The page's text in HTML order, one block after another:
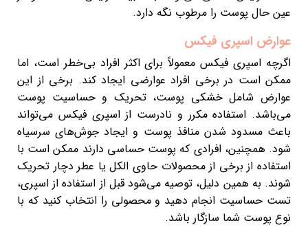
عین حال پوست را مرطوب نگه دارد.
عوارض اسپری فیکس
اگرچه اسپری فیکس معمولاً برای اکثر افراد بی‌خطر است، اما
ممکن است در برخی افراد عوارضی ایجاد کند. برخی از این
عوارض شامل خشکی پوست، تحریک و حساسیت پوست
می‌باشد. استفاده مکرر و نادرست از اسپری فیکس می‌تواند
باعث مسدود شدن منافذ پوست و ایجاد جوش‌های سرسیاه
شود. همچنین، افرادی که پوست حساسی دارند ممکن است با
استفاده از برخی از محصولات حاوی الکل یا عطر دچار تحریک
شوند. به همین دلیل، توصیه می‌شود قبل از استفاده از اسپری،
تست حساسیت انجام دهید و محصولی را انتخاب کنید که با
نوع پوست شما سازگار باشد.